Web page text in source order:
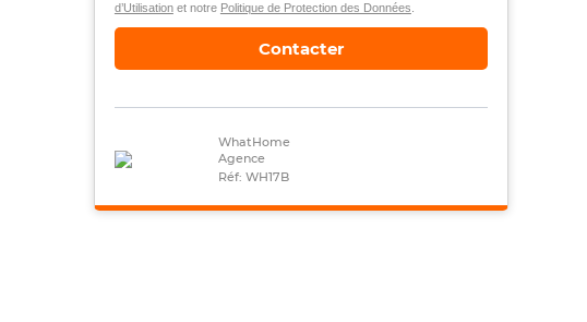
d’Utilisationet notre Politique de Protection des Données
Contacter
WhatHome
Agence
Réf: WH17B